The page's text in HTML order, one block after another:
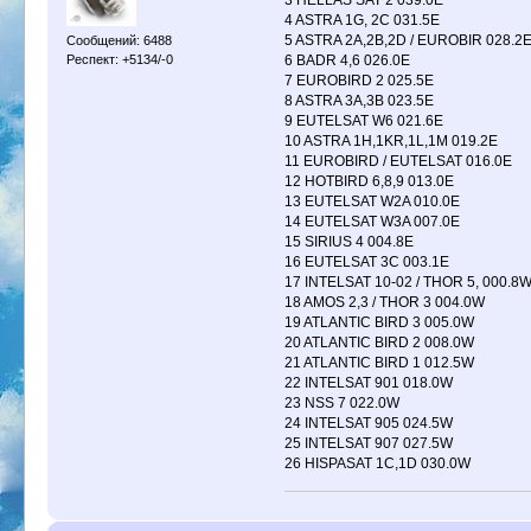
Сообщений: 6488
Респект: +5134/-0
4 ASTRA 1G, 2C 031.5E
5 ASTRA 2A,2B,2D / EUROBIR 028.2E
6 BADR 4,6 026.0E
7 EUROBIRD 2 025.5E
8 ASTRA 3A,3B 023.5E
9 EUTELSAT W6 021.6E
10 ASTRA 1H,1KR,1L,1M 019.2E
11 EUROBIRD / EUTELSAT 016.0E
12 HOTBIRD 6,8,9 013.0E
13 EUTELSAT W2A 010.0E
14 EUTELSAT W3A 007.0E
15 SIRIUS 4 004.8E
16 EUTELSAT 3C 003.1E
17 INTELSAT 10-02 / THOR 5, 000.8W
18 AMOS 2,3 / THOR 3 004.0W
19 ATLANTIC BIRD 3 005.0W
20 ATLANTIC BIRD 2 008.0W
21 ATLANTIC BIRD 1 012.5W
22 INTELSAT 901 018.0W
23 NSS 7 022.0W
24 INTELSAT 905 024.5W
25 INTELSAT 907 027.5W
26 HISPASAT 1C,1D 030.0W